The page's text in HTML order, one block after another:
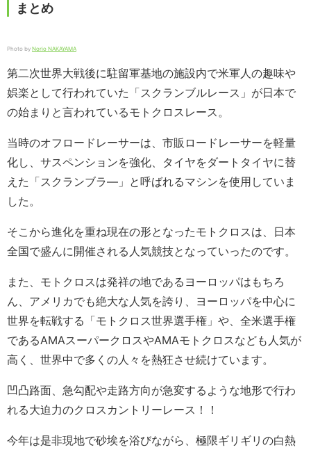
まとめ
Photo by Norio NAKAYAMA
第二次世界大戦後に駐留軍基地の施設内で米軍人の趣味や
娯楽として行われていた「スクランブルレース」が日本で
の始まりと言われているモトクロスレース。
当時のオフロードレーサーは、市販ロードレーサーを軽量
化し、サスペンションを強化、タイヤをダートタイヤに替
えた「スクランブラ―」と呼ばれるマシンを使用していま
した。
そこから進化を重ね現在の形となったモトクロスは、日本
全国で盛んに開催される人気競技となっていったのです。
また、モトクロスは発祥の地であるヨーロッパはもちろ
ん、アメリカでも絶大な人気を誇り、ヨーロッパを中心に
世界を転戦する「モトクロス世界選手権」や、全米選手権
であるAMAスーパークロスやAMAモトクロスなども人気が
高く、世界中で多くの人々を熱狂させ続けています。
凹凸路面、急勾配や走路方向が急変するような地形で行わ
れる大迫力のクロスカントリーレース！！
今年は是非現地で砂埃を浴びながら、極限ギリギリの白熱